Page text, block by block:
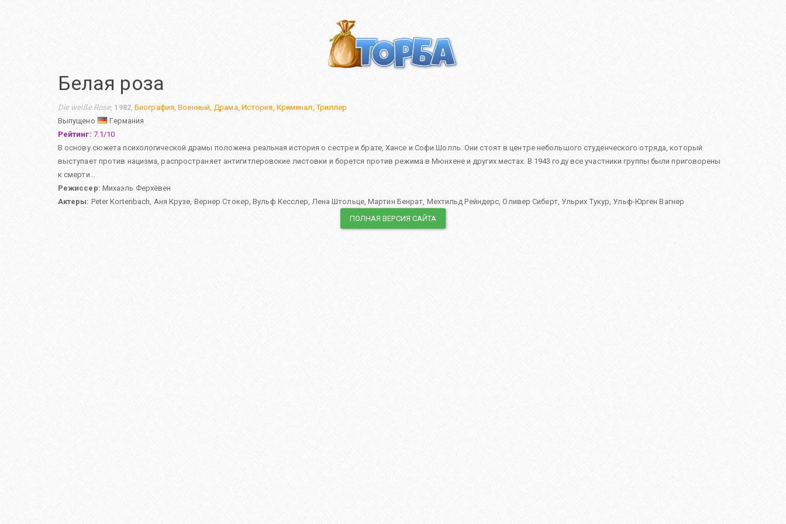
Белая роза
Die weiße Rose, 1982,Биография,Военный,Драма, История, Криминал,Триллер
Выпущено
Германия
Рейтинг: 7.1/10
В основу сюжета психологической драмы положена реальная история о сестре и брате, Хансе и Софи Шолль. Они стоят в центре небольшого студенческого отряда, который
выступает против нацизма, распространяет антигитлеровские листовки и борется против режима в Мюнхене и других местах. В 1943 году все участники группы были приговорены
к смерти…
Режиссер: Михаэль Ферхёвен
Актеры: Peter Kortenbach, Аня Крузе, Вернер Стокер,Вульф Кесслер, Лена Штольце,Мартин Бенрат, Мехтильд Рейндерс,Оливер Сиберт, Ульрих Тукур, Ульф-Юрген Вагнер
ПОЛНАЯ ВЕРСИЯ САЙТА